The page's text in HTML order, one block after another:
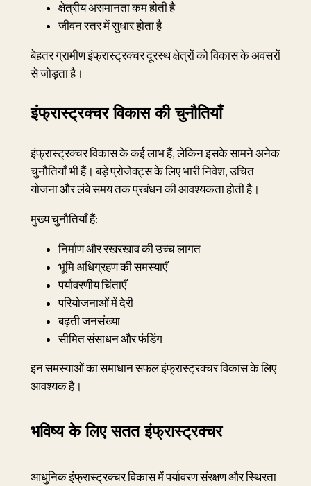
क्षेत्रीय असमानता कम होती है
जीवन स्तर में सुधार होता है
बेहतर ग्रामीण इंफ्रास्ट्रक्चर दूरस्थ क्षेत्रों को विकास के अवसरों
से जोड़ता है।
इंफ्रास्ट्रक्चर विकास की चुनौतियाँ
इंफ्रास्ट्रक्चर विकास के कई लाभ हैं, लेकिन इसके सामने अनेक
चुनौतियाँ भी हैं। बड़े प्रोजेक्ट्स के लिए भारी निवेश, उचित
योजना और लंबे समय तक प्रबंधन की आवश्यकता होती है।
मुख्य चुनौतियाँ हैं:
निर्माण और रखरखाव की उच्च लागत
भूमि अधिग्रहण की समस्याएँ
पर्यावरणीय चिंताएँ
परियोजनाओं में देरी
बढ़ती जनसंख्या
सीमित संसाधन और फंडिंग
इन समस्याओं का समाधान सफल इंफ्रास्ट्रक्चर विकास के लिए
आवश्यक है।
भविष्य के लिए सतत इंफ्रास्ट्रक्चर
आधुनिक इंफ्रास्ट्रक्चर विकास में पर्यावरण संरक्षण और स्थिरता